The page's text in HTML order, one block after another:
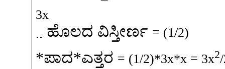
3x
ಹೊಲದ ವಿಸ್ತೀರ್ಣ = (1/2)
*ಪಾದ*ಎತ್ತರ = (1/2)*3x*x = 3x2